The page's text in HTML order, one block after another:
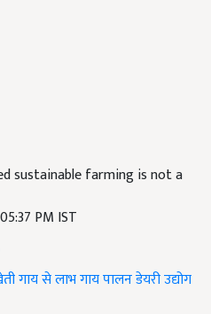
sustainable farming is not a
PM IST
गाय से लाभगाय पालनडेयरी उद्योग